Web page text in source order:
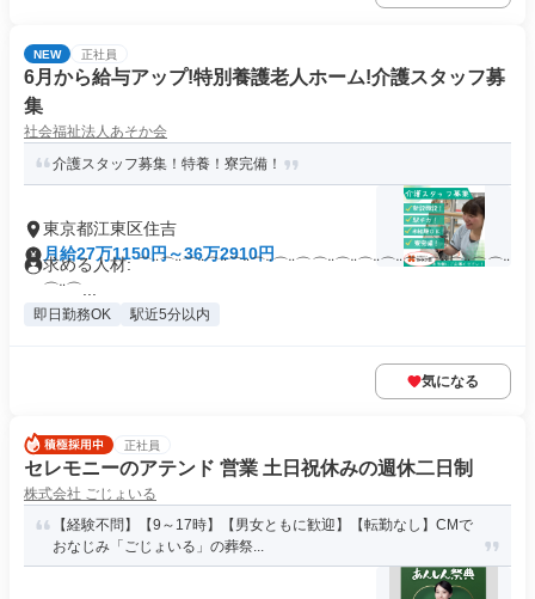
NEW 正社員
6月から給与アップ!特別養護老人ホーム!介護スタッフ募
集
社会福祉法人あそか会
介護スタッフ募集！特養！寮完備！
東京都江東区住吉
月給27万1150円～36万2910円
求める人材: ⌒¨⌒¨⌒¨⌒¨⌒¨⌒¨⌒¨⌒⌒¨⌒¨⌒¨⌒¨⌒¨⌒¨⌒¨⌒⌒¨
⌒¨⌒...
即日勤務OK 駅近5分以内
気になる
正社員
セレモニーのアテンド 営業 土日祝休みの週休二日制
株式会社 ごじょいる
【経験不問】【9～17時】【男女ともに歓迎】【転勤なし】CMで
おなじみ「ごじょいる」の葬祭...